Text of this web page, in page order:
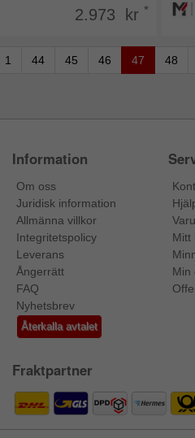
2.973 kr *
1 44 45 46 47 48
Information
Om oss
Juridisk information
Allmänna villkor
Integritetspolicy
Leverans
Ångerrätt
FAQ
Nyhetsbrev
Återkalla avtalet
Mitt
Min
Fraktpartner